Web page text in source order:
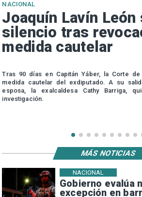
NACIONAL
Joaquín Lavín León
silencio tras
medida cautelar
Tras 90 días en Capitán Yáber, la Corte
medida cautelar del exdiputado. A su
esposa, la exalcaldesa Cathy Barriga,
investigación.
Gobierno evalúa
excepción en
NACIONAL
MÁS NOTICIAS